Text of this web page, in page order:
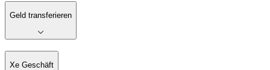
Geld transferieren
Xe Geschäft